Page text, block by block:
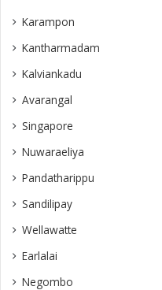
Karampon
Kantharmadam
Kalviankadu
Avarangal
Singapore
Nuwaraeliya
Pandatharippu
Sandilipay
Wellawatte
Earlalai
Negombo